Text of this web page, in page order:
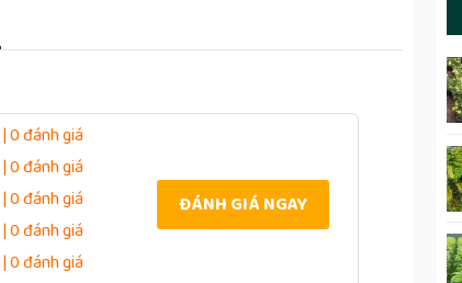
| 0 đánh giá
| 0 đánh giá
| 0 đánh giá
| 0 đánh giá
| 0 đánh giá
ĐÁNH GIÁ NGAY